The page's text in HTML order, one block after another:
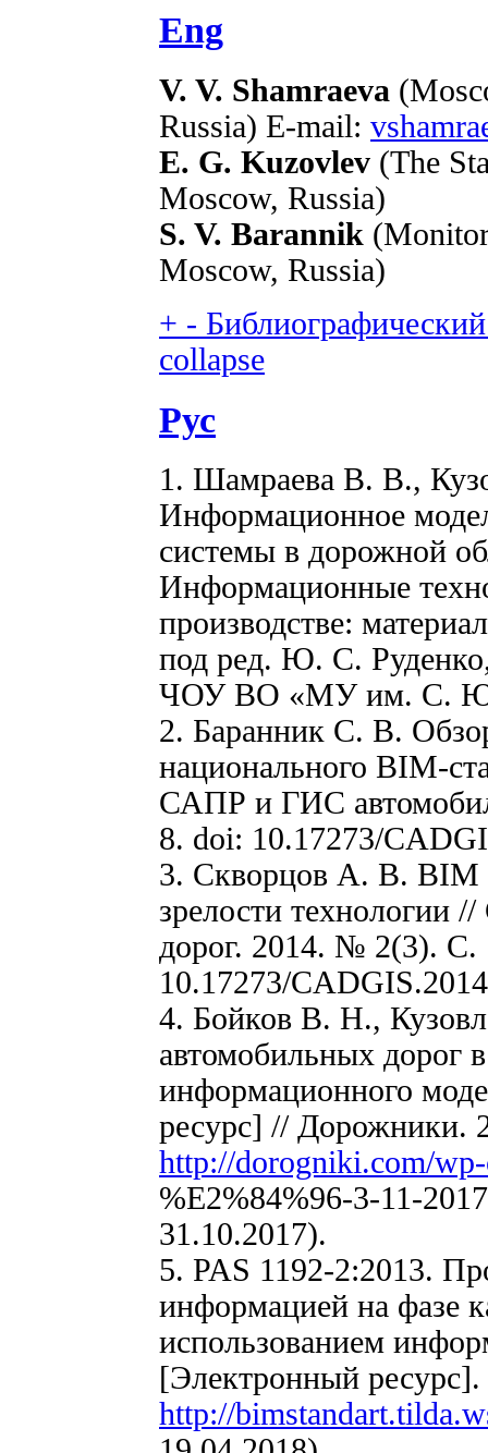
Eng
V. V. Shamraeva
Russia) E-mail:
E. G. Kuzovlev (The
Moscow, Russia)
S. V. Barannik
Moscow, Russia)
+ -
collapse
Рус
1. Шамраева В. В.,
Информационное
системы в дорожной
Информационные
производстве:
под ред. Ю. С.
ЧОУ ВО «МУ им. С. Ю.
2. Баранник С. В.
национального BIM-
САПР и ГИС
8. doi: 10.17273/
3. Скворцов А. В. BIM
зрелости
дорог. 2014. № 2(3). С.
10.17273/
4. Бойков В. Н.,
автомобильных дорог
информационного
ресурс] // Дорожники.
http://dorogniki.com/
%E2%84%96-3-11-
31.10.2017).
5. PAS 1192-2:2013.
информацией на фазе
использованием
[Электронный
http://